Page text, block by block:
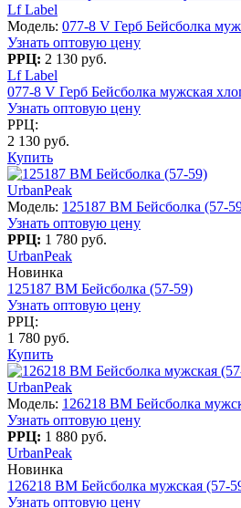
Lf Label
Модель: 077-8 V Герб Бейсболка
Узнать оптовую цену
РРЦ: 2 130 руб.
Lf Label
077-8 V Герб Бейсболка мужская
Узнать оптовую цену
РРЦ:
2 130 руб.
Купить
UrbanPeak
Модель: 125187 BM Бейсболка (57-
Узнать оптовую цену
РРЦ: 1 780 руб.
UrbanPeak
Новинка
125187 BM Бейсболка (57-59)
Узнать оптовую цену
РРЦ:
1 780 руб.
Купить
UrbanPeak
Модель: 126218 BM Бейсболка
Узнать оптовую цену
РРЦ: 1 880 руб.
UrbanPeak
Новинка
126218 BM Бейсболка мужская (57-
Узнать оптовую цену